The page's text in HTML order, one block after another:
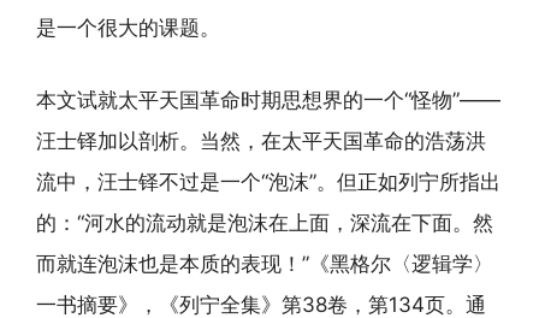
是一个很大的课题。
本文试就太平天国革命时期思想界的一个“怪物”——
汪士铎加以剖析。当然，在太平天国革命的浩荡洪
流中，汪士铎不过是一个“泡沫”。但正如列宁所指出
的：“河水的流动就是泡沫在上面，深流在下面。然
而就连泡沫也是本质的表现！”《黑格尔〈逻辑学〉
一书摘要》，《列宁全集》第38卷，第134页。通